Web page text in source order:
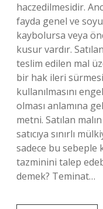
haczedilmesidir.
fayda genel ve
kaybolursa veya
kusur vardır.
teslim edilen mal
bir hak ileri sürmesi
kullanılmasını
olması anlamına
metni. Satılan
satıcıya sınırlı
sadece bu sebeple
tazminini talep
demek? Teminat…